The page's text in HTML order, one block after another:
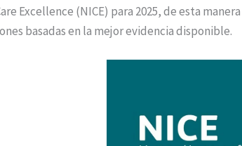
Excellence (NICE) para 2025, de esta
basadas en la mejor evidencia disponible.